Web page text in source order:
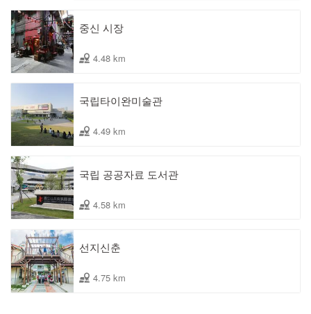
중신 시장
4.48 km
국립타이완미술관
4.49 km
국립 공공자료 도서관
4.58 km
선지신춘
4.75 km